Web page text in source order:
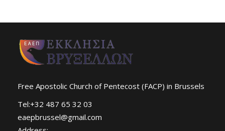
Free Apostolic Church of Pentecost (FACP) in Brussels
Tel:+32 487 65 32 03
eaepbrussel@gmail.com